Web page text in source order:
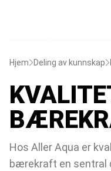
Hjem Deling av kunnskap
Hos Aller Aqua er
bærekraft en sentral